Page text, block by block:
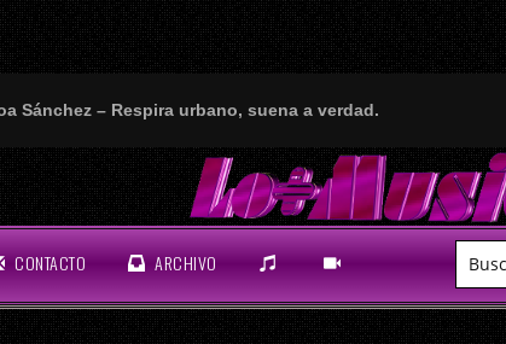
Sánchez – Respira urbano, suena a verdad.
CONTACTO ARCHIVO